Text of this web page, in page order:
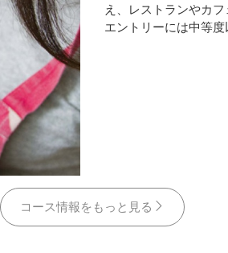
え、レストランやカ
エントリーには中等度
コース情報をもっと見る